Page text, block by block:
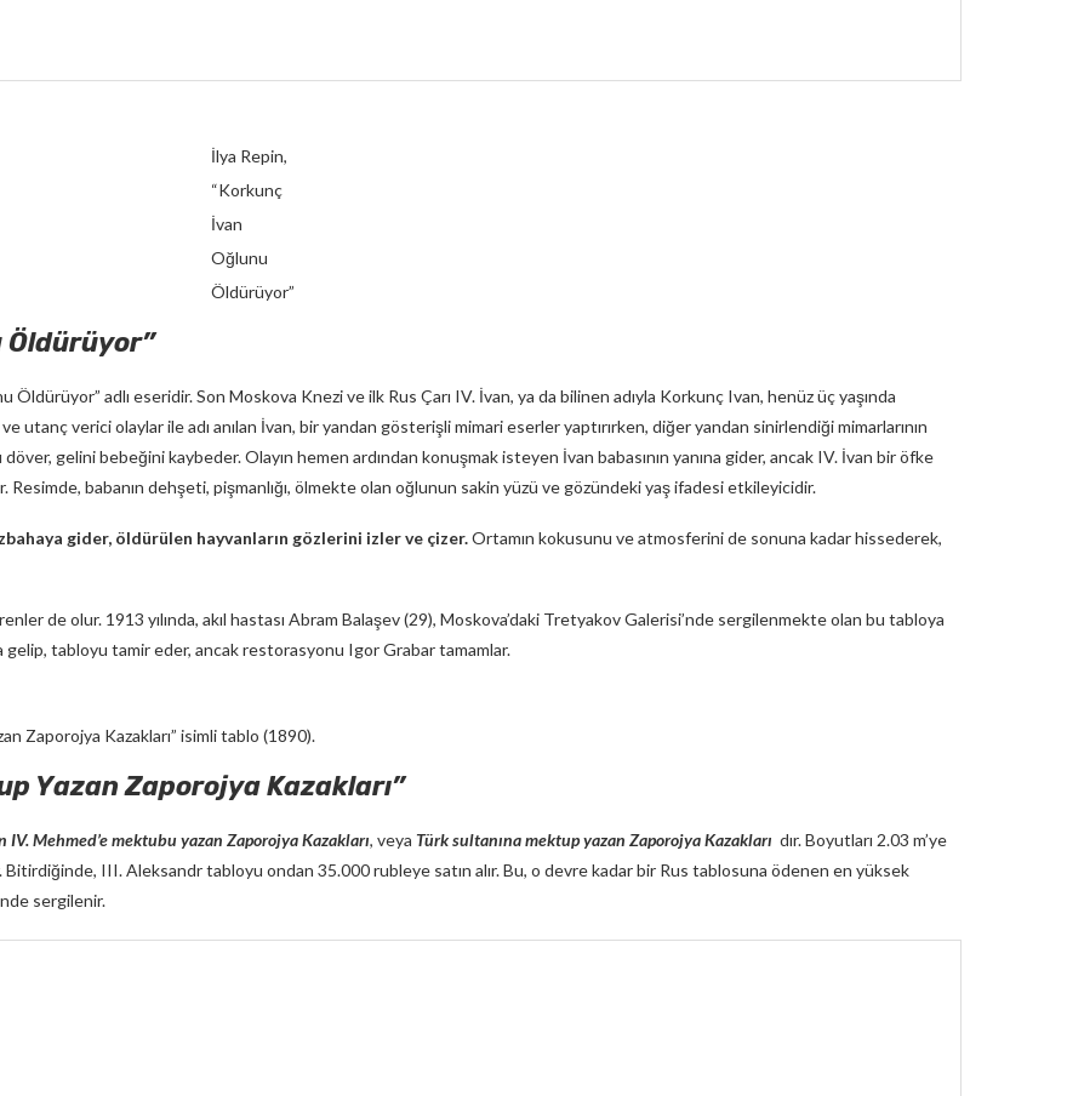
İlya Repin,
“Korkunç
İvan
Oğlunu
Öldürüyor”
Öldürüyor”
adlı eseridir. Son Moskova Knezi ve ilk Rus Çarı IV. İvan, ya da bilinen adıyla Korkunç Ivan, henüz üç yaşında
utanç verici olaylar ile adı anılan İvan, bir yandan gösterişli mimari eserler yaptırırken, diğer yandan sinirlendiği mimarlarının
gelini bebeğini kaybeder. Olayın hemen ardından konuşmak isteyen İvan babasının yanına gider, ancak IV. İvan bir öfke
Resimde, babanın dehşeti, pişmanlığı, ölmekte olan oğlunun sakin yüzü ve gözündeki yaş ifadesi etkileyicidir.
gider, öldürülen hayvanların gözlerini izler ve çizer.Ortamın kokusunu ve atmosferini de sonuna kadar hissederek,
de olur. 1913 yılında, akıl hastası Abram Balaşev (29), Moskova’daki Tretyakov Galerisi’nde sergilenmekte olan bu tabloya
gelip, tabloyu tamir eder, ancak restorasyonu Igor Grabar tamamlar.
Zaporojya Kazakları” isimli tablo (1890).
Yazan Zaporojya Kazakları”
IV. Mehmed’e mektubu yazan Zaporojya Kazakları, veya Türk sultanına mektup yazan Zaporojya Kazakları dır. Boyutları 2.03 m’ye
Bitirdiğinde, III. Aleksandr tabloyu ondan 35.000 rubleye satın alır. Bu, o devre kadar bir Rus tablosuna ödenen en yüksek
sergilenir.